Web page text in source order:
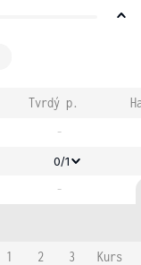
Tvrdý p.
-
0/1
-
1 2 3
Kurs